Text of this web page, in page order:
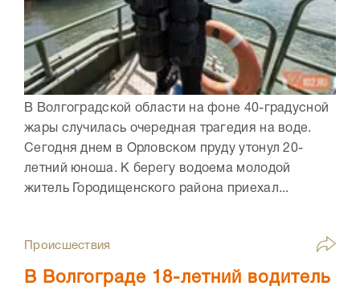
В Волгоградской области на фоне 40-градусной
жары случилась очередная трагедия на воде.
Сегодня днем в Орловском пруду утонул 20-
летний юноша. К берегу водоема молодой
житель Городищенского района приехал...
Происшествия
В Волгограде 18-летний водитель